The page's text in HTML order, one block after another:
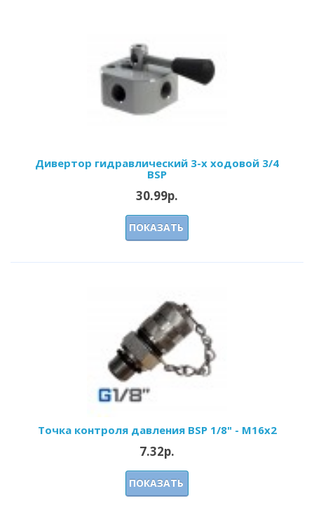
Дивертор гидравлический 3-х ходовой 3/4
BSP
30.99р.
ПОКАЗАТЬ
Точка контроля давления BSP 1/8" - M16x2
7.32р.
ПОКАЗАТЬ